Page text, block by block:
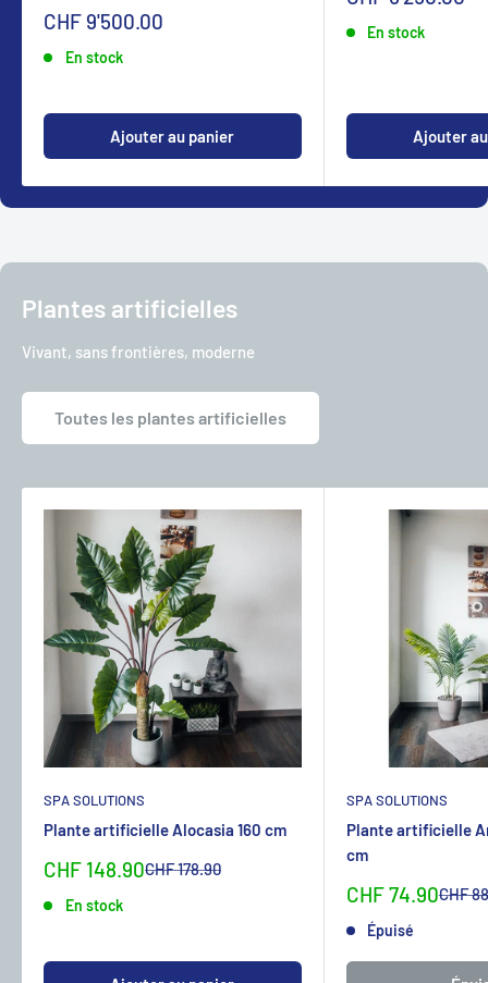
Sonderpreis
CHF 9'500.00
En stock
Ajouter au panier
En stock
Ajouter
Plantes artificielles
Vivant, sans frontières, moderne
Toutes les plantes artificielles
SPA SOLUTIONS
Plante artificielle Alocasia 160 cm
Sonderpreis
CHF 148.90Normalpreis
CHF 178.90
En stock
SPA SOLUTIONS
Plante artificielle
cm
Sonderpreis
CHF 74.90CHF
Épuisé